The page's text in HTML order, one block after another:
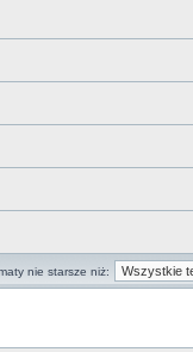
nie starsze niż: